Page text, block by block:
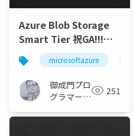
Azure Blob Storage
Smart Tier 祝GA!!!ス
トレージコストを最適
化しよう
microsoftazure
御成門プロ
グラマー
Suzuki)
251